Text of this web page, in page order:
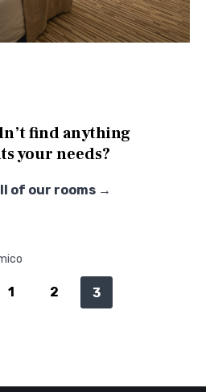
find anything
your needs?
of our rooms →
1 2 3